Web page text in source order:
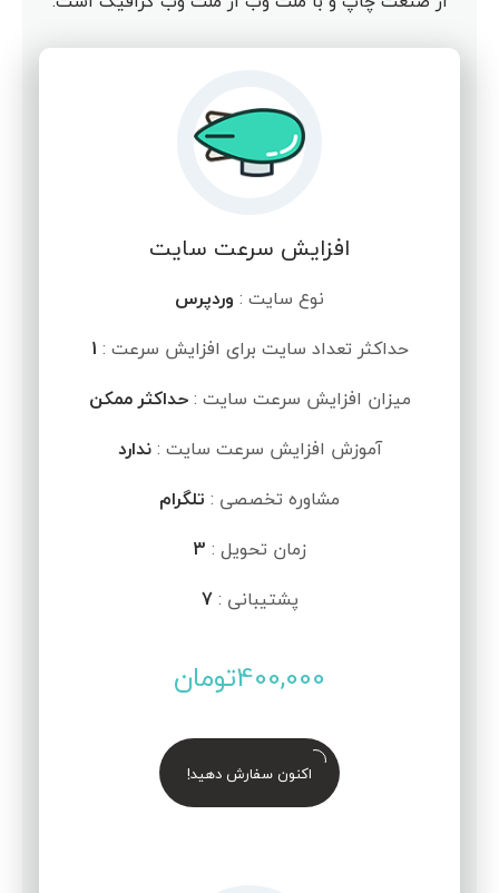
افزایش سرعت سایت
نوع سایت : وردپرس
حداکثر تعداد سایت برای افزایش سرعت : 1
میزان افزایش سرعت سایت :حداکثر ممکن
آموزش افزایش سرعت سایت :ندارد
مشاوره تخصصی : تلگرام
زمان تحویل : 3
پشتیبانی :7
400,000تومان
اکنون سفارش دهید!